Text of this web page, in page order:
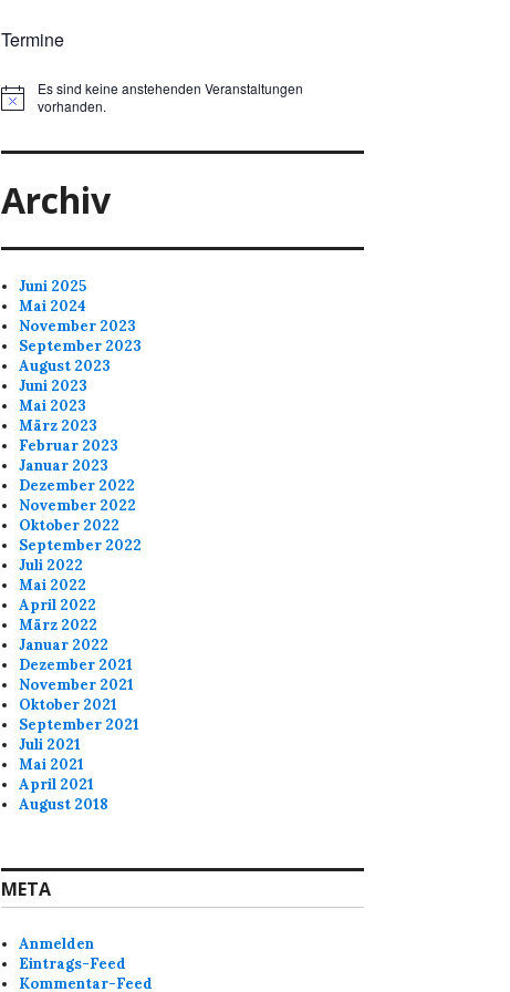
Termine
Es sind keine anstehenden Veranstaltungen
vorhanden.
Archiv
Juni 2025
Mai 2024
November 2023
September 2023
August 2023
Juni 2023
Mai 2023
März 2023
Februar 2023
Januar 2023
Dezember 2022
November 2022
Oktober 2022
September 2022
Juli 2022
Mai 2022
April 2022
März 2022
Januar 2022
Dezember 2021
November 2021
Oktober 2021
September 2021
Juli 2021
Mai 2021
April 2021
August 2018
META
Anmelden
Eintrags-Feed
Kommentar-Feed